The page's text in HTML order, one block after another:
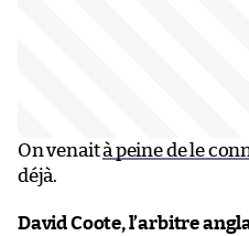
On venaità peine de le
déjà.
David Coote, l’arbitre